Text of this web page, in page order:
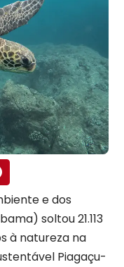
e dos
soltou 21.113
à natureza na
Piagaçu-